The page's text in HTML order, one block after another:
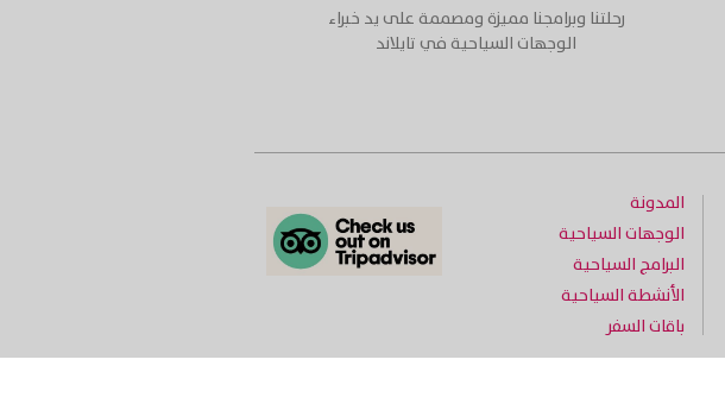
رحلتنا وبرامجنا مميزة ومصممة على يد خبراء
الوجهات السياحية في تايلاند
المدونة
الوجهات السياحية
البرامج السياحية
الأنشطة السياحية
باقات السفر